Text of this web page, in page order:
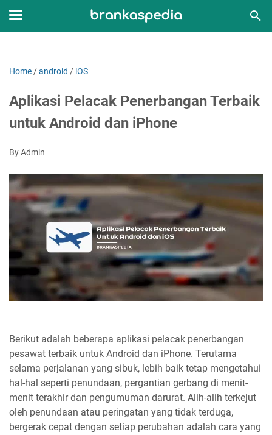
Home /android / iOS
Aplikasi Pelacak Penerbangan Terbaik
untuk Android dan iPhone
By Admin
Berikut adalah beberapa aplikasi pelacak penerbangan
pesawat terbaik untuk Android dan iPhone. Terutama
selama perjalanan yang sibuk, lebih baik tetap mengetahui
hal-hal seperti penundaan, pergantian gerbang di menit-
menit terakhir dan pengumuman darurat. Alih-alih terkejut
oleh penundaan atau peringatan yang tidak terduga,
bergerak cepat dengan setiap perubahan adalah cara yang